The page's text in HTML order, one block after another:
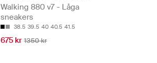
Walking 880 v7 - Låga
sneakers
38.5 39.5 40 40.5 41.5
675 kr 1350 kr